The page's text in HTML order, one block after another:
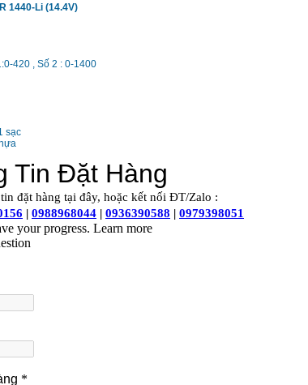
1440-Li (14.4V)
420 , Số 2 : 0-1400
sạc